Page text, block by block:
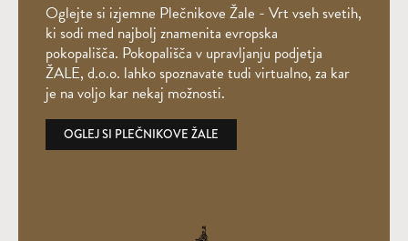
Oglejte si izjemne Plečnikove Žale - Vrt vseh svetih,
ki sodi med najbolj znamenita evropska
pokopališča. Pokopališča v upravljanju podjetja
ŽALE, d.o.o. lahko spoznavate tudi virtualno, za kar
je na voljo kar nekaj možnosti.
OGLEJ SI PLEČNIKOVE ŽALE